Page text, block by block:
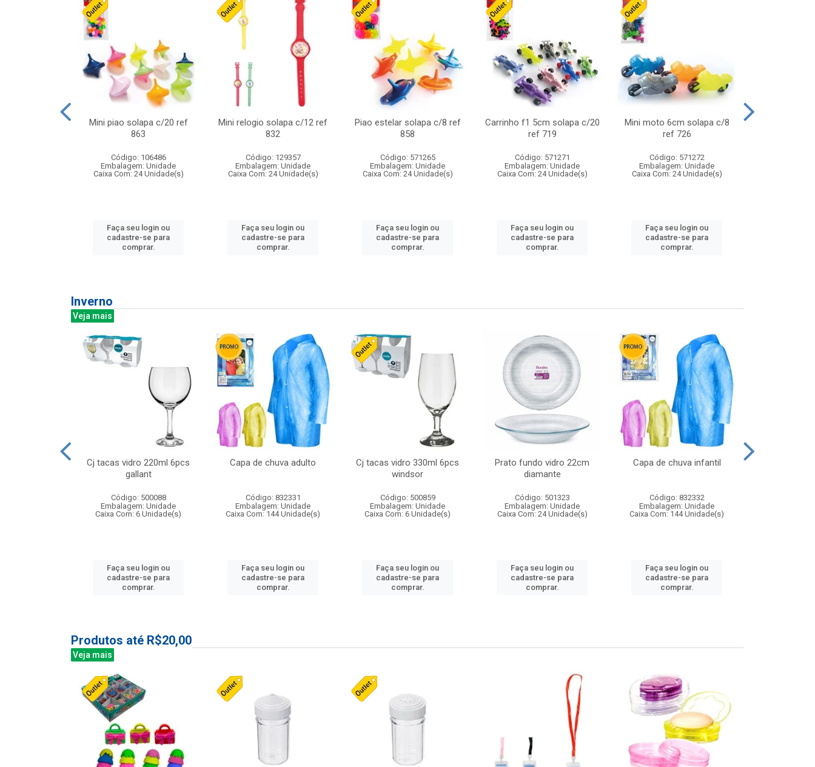
Mini piao solapa c/20 ref
863
Código: 106486
Embalagem: Unidade
Caixa Com: 24 Unidade(s)
Faça seu login ou
cadastre-se para
comprar.
Mini relogio solapa c/12 ref
832
Código: 129357
Embalagem: Unidade
Caixa Com: 24 Unidade(s)
Faça seu login ou
cadastre-se para
comprar.
Piao estelar solapa c/8 ref
858
Código: 571265
Embalagem: Unidade
Caixa Com: 24 Unidade(s)
Faça seu login ou
cadastre-se para
comprar.
Carrinho f1 5cm solapa c/20
ref 719
Código: 571271
Embalagem: Unidade
Caixa Com: 24 Unidade(s)
Faça seu login ou
cadastre-se para
comprar.
Mini moto 6cm solapa c/8
ref 726
Código: 571272
Embalagem: Unidade
Caixa Com: 24 Unidade(s)
Faça seu login ou
cadastre-se para
comprar.
Inverno
Veja mais
Cj tacas vidro 220ml 6pcs
gallant
Código: 500088
Embalagem: Unidade
Caixa Com: 6 Unidade(s)
Faça seu login ou
cadastre-se para
comprar.
Capa de chuva adulto
Código: 832331
Embalagem: Unidade
Caixa Com: 144 Unidade(s)
Faça seu login ou
cadastre-se para
comprar.
Cj tacas vidro 330ml 6pcs
windsor
Código: 500859
Embalagem: Unidade
Caixa Com: 6 Unidade(s)
Faça seu login ou
cadastre-se para
comprar.
Prato fundo vidro 22cm
diamante
Código: 501323
Embalagem: Unidade
Caixa Com: 24 Unidade(s)
Faça seu login ou
cadastre-se para
comprar.
Capa de chuva infantil
Código: 832332
Embalagem: Unidade
Caixa Com: 144 Unidade(s)
Faça seu login ou
cadastre-se para
comprar.
Produtos até R$20,00
Veja mais